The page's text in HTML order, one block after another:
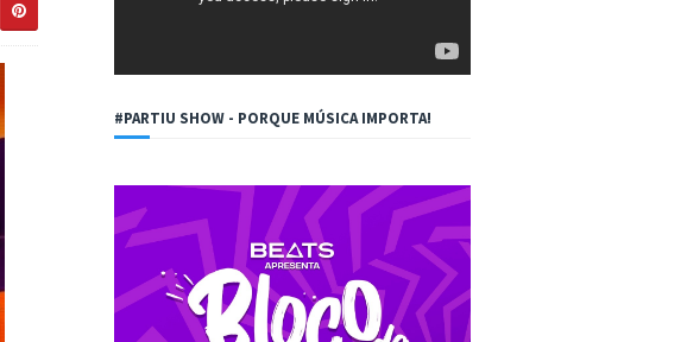
#PARTIU SHOW - PORQUE MÚSICA IMPORTA!